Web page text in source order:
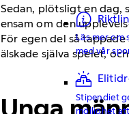
Läs mer om
med vår
Stipendiet
möjlighet
Sedan, plötsligt en dag,
ensam om den
För egen del så
älskade själva spelet,